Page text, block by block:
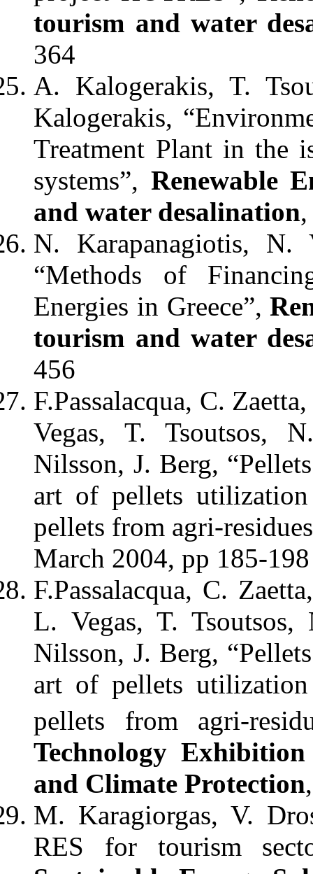
tourism and water
364
A. Kalogerakis, T.
Kalogerakis,
Treatment Plant in the
systems”, Renewable
and water desalination
N. Karapanagiotis, N.
“Methods of
Energies in Greece”,
tourism and water
456
F.Passalacqua, C.
Vegas, T. Tsoutsos,
Nilsson, J. Berg,
art of pellets
pellets from agri-
March 2004, pp 185-198
F.Passalacqua, C.
L. Vegas, T.
Nilsson, J. Berg,
art of pellets
pellets from agri-
Technology
and Climate Protection
M. Karagiorgas, V.
RES for tourism